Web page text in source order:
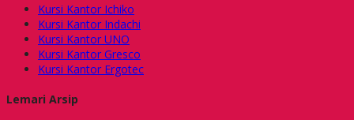
Kursi Kantor Ichiko
Kursi Kantor Indachi
Kursi Kantor UNO
Kursi Kantor Gresco
Kursi Kantor Ergotec
Lemari Arsip